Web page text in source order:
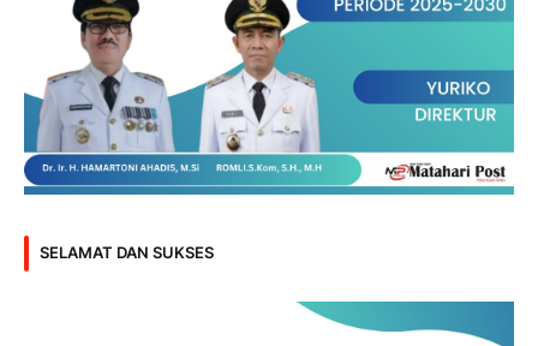
SELAMAT DAN SUKSES